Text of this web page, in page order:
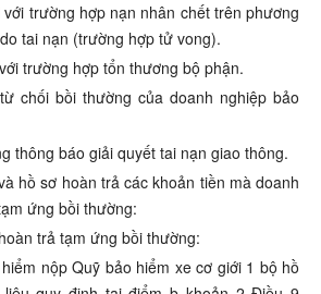
trường hợp nạn nhân chết trên phương
tai nạn (trường hợp tử vong).
trường hợp tổn thương bộ phận.
chối bồi thường của doanh nghiệp bảo
thông báo giải quyết tai nạn giao thông.
hồ sơ hoàn trả các khoản tiền mà doanh
ứng bồi thường:
trả tạm ứng bồi thường:
nộp Quỹ bảo hiểm xe cơ giới 1 bộ hồ